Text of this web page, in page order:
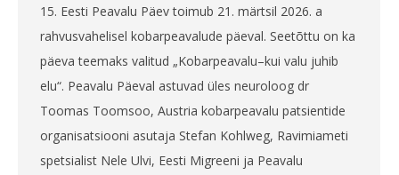
15. Eesti Peavalu Päev toimub 21. märtsil 2026. a
rahvusvahelisel kobarpeavalude päeval. Seetõttu on ka
päeva teemaks valitud „Kobarpeavalu–kui valu juhib
elu“. Peavalu Päeval astuvad üles neuroloog dr
Toomas Toomsoo, Austria kobarpeavalu patsientide
organisatsiooni asutaja Stefan Kohlweg, Ravimiameti
spetsialist Nele Ulvi, Eesti Migreeni ja Peavalu